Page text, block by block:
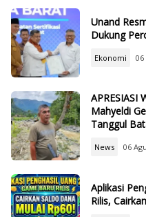
Unand
Dukung
Ekonomi 06
APRESIASI
Mahyeldi
Tanggul
News 06
Aplikasi
Rilis,